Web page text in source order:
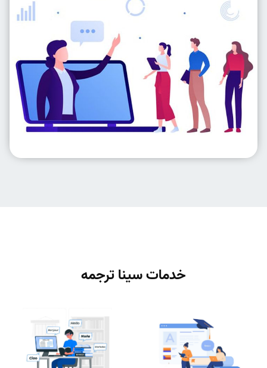
خدمات سینا ترجمه